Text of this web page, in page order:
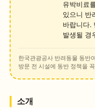
유박비료
있으니 반
바랍니다.
발생될 경
한국관광공사 반려동물 동반
방문 전 시설에 동반 정책을
소개